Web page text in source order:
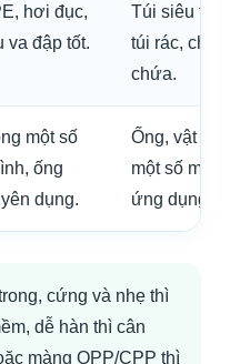
hơi đục,
va đập tốt.
Túi siêu thị,
túi rác, chai,
chứa.
một số
ống
dụng.
Ống, vật liệu
một số màng
ứng dụng
cứng và nhẹ thì
dễ hàn thì cân
màng OPP/CPP thì